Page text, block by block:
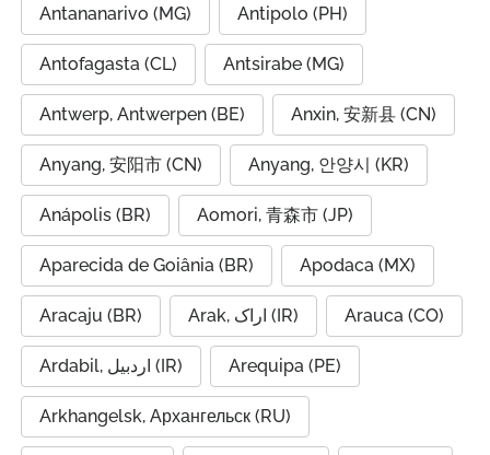
Antananarivo (MG) Antipolo (PH)
Antofagasta (CL) Antsirabe (MG)
Antwerp, Antwerpen (BE) Anxin, 安新县 (CN)
Anyang, 安阳市 (CN) Anyang, 안양시 (KR)
Anápolis (BR) Aomori, 青森市 (JP)
Aparecida de Goiânia (BR) Apodaca (MX)
Aracaju (BR) Arak, اراک (IR) Arauca (CO)
Ardabil, اردبیل (IR) Arequipa (PE)
Arkhangelsk, Архангельск (RU)